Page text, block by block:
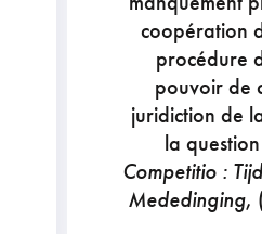
coopération
procédure
pouvoir de
juridiction de
la
Competitio :
Mededinging,